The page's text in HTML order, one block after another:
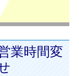
業時間変